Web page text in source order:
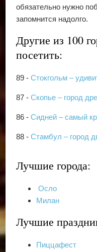
обязательно нужно
запомнится надолго.
Другие из 100
посетить:
89 -Стокгольм –
87 -Скопье – город
86 -Сидней – самый
88 -Стамбул – город
Лучшие города:
Осло
Милан
Лучшие
Пиццафест